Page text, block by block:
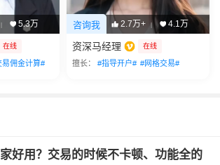
| 5.3万
在线
易佣金计算#
咨询我 2.7万+ | 4.1万
资深马经理 在线
擅长： #指导开户# #网格交易#
好用？交易的时候不卡顿、功能全的